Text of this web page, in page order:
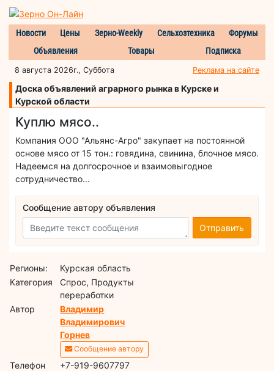
Новости Цены Зерно-Weekly Сельхозтехника
Форумы
Объявления
Товары Подписка
8 августа 2026г., Суббота Реклама на сайте
Доска объявлений аграрного рынка в Курске и
Курской области
Куплю мясо..
Компания ООО "Альянс-Агро" закупает на постоянной
основе мясо от 15 тон.: говядина, свинина, блочное мясо.
Надеемся на долгосрочное и взаимовыгодное
сотрудничество...
Сообщение автору объявления
Отправить
Регионы:
Курская область
Категория
Спрос, Продукты
переработки
Автор
Владимир
Владимирович
Горнев
Сообщение автору
Телефон
+7-919-9607797